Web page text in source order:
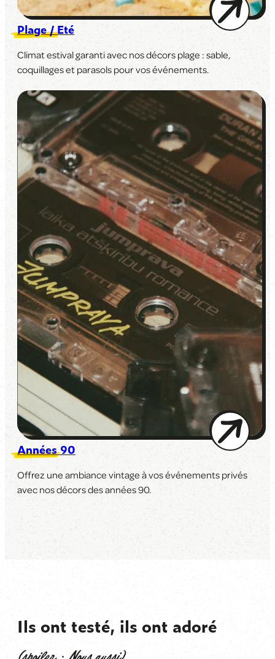
Plage / Eté
Climat estival garanti avec nos décors plage : sable,
coquillages et parasols pour vos événements.
Années 90
Offrez une ambiance vintage à vos événements privés
avec nos décors des années 90.
Ils ont testé, ils ont adoré